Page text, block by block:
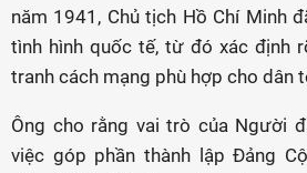
năm 1941, Chủ tịch Hồ Chí Minh
tình hình quốc tế, từ đó xác định
tranh cách mạng phù hợp cho dân
Ông cho rằng vai trò của Người
việc góp phần thành lập Đảng